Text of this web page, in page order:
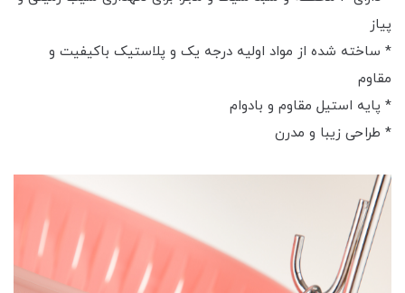
پیاز
* ساخته شده از مواد اولیه درجه یک و پلاستیک باکیفیت و
مقاوم
* پایه استیل مقاوم و بادوام
* طراحی زیبا و مدرن